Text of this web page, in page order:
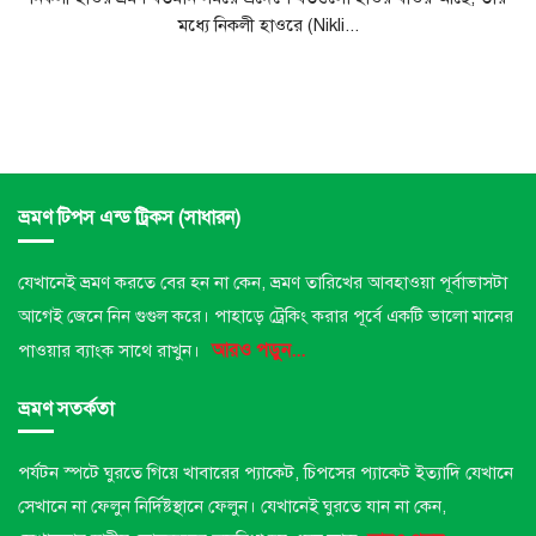
মধ্যে নিকলী হাওরে (Nikli...
ভ্রমণ টিপস এন্ড ট্রিকস (সাধারন)
যেখানেই ভ্রমণ করতে বের হন না কেন, ভ্রমণ তারিখের আবহাওয়া পূর্বাভাসটা
আগেই জেনে নিন গুগুল করে। পাহাড়ে ট্রেকিং করার পূর্বে একটি ভালো মানের
পাওয়ার ব্যাংক সাথে রাখুন।
আরও পড়ুন...
ভ্রমণ সতর্কতা
পর্যটন স্পটে ঘুরতে গিয়ে খাবারের প্যাকেট, চিপসের প্যাকেট ইত্যাদি যেখানে
সেখানে না ফেলুন নির্দিষ্টস্থানে ফেলুন। যেখানেই ঘুরতে যান না কেন,